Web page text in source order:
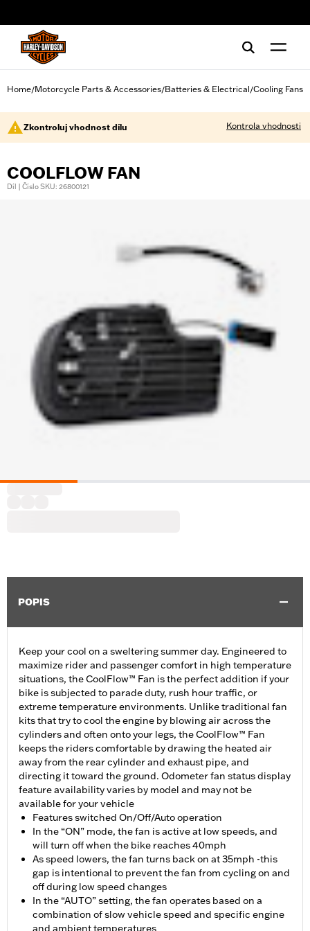
Home/Motorcycle Parts & Accessories/Batteries & Electrical/Cooling Fans
Zkontroluj vhodnost dílu Kontrola vhodnosti
COOLFLOW FAN
Díl | Číslo SKU: 26800121
POPIS
Keep your cool on a sweltering summer day. Engineered to
maximize rider and passenger comfort in high temperature
situations, the CoolFlow™ Fan is the perfect addition if your
bike is subjected to parade duty, rush hour traffic, or
extreme temperature environments. Unlike traditional fan
kits that try to cool the engine by blowing air across the
cylinders and often onto your legs, the CoolFlow™ Fan
keeps the riders comfortable by drawing the heated air
away from the rear cylinder and exhaust pipe, and
directing it toward the ground. Odometer fan status display
feature availability varies by model and may not be
available for your vehicle
Features switched On/Off/Auto operation
In the “ON” mode, the fan is active at low speeds, and
will turn off when the bike reaches 40mph
As speed lowers, the fan turns back on at 35mph -this
gap is intentional to prevent the fan from cycling on and
off during low speed changes
In the “AUTO” setting, the fan operates based on a
combination of slow vehicle speed and specific engine
and ambient temperatures